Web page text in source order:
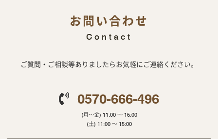
お問い合わせ
Contact
ご質問・ご相談等ありましたらお気軽にご連絡ください。
0570-666-496
(月～金) 11:00 ～ 16:00
(土) 11:00 ～ 15:00